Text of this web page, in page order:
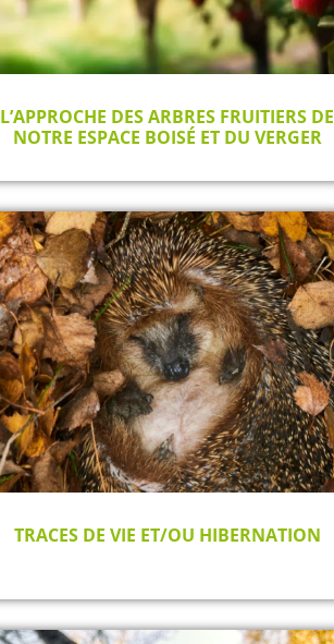
L’APPROCHE DES ARBRES FRUITIERS DE
NOTRE ESPACE BOISÉ ET DU VERGER
TRACES DE VIE ET/OU HIBERNATION